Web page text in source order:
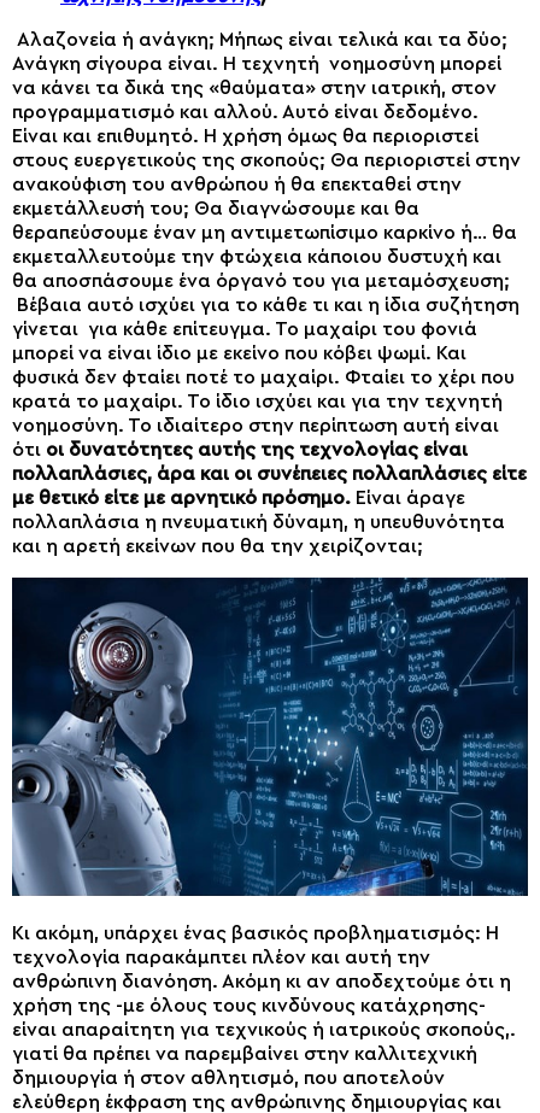
Αλαζονεία ή ανάγκη; Μήπως είναι τελικά και τα δύο;
Ανάγκη σίγουρα είναι. Η τεχνητή νοημοσύνη μπορεί
να κάνει τα δικά της «θαύματα» στην ιατρική, στον
προγραμματισμό και αλλού. Αυτό είναι δεδομένο.
Είναι και επιθυμητό. Η χρήση όμως θα περιοριστεί
στους ευεργετικούς της σκοπούς; Θα περιοριστεί στην
ανακούφιση του ανθρώπου ή θα επεκταθεί στην
εκμετάλλευσή του; Θα διαγνώσουμε και θα
θεραπεύσουμε έναν μη αντιμετωπίσιμο καρκίνο ή… θα
εκμεταλλευτούμε την φτώχεια κάποιου δυστυχή και
θα αποσπάσουμε ένα όργανό του για μεταμόσχευση;
Βέβαια αυτό ισχύει για το κάθε τι και η ίδια συζήτηση
γίνεται για κάθε επίτευγμα. Το μαχαίρι του φονιά
μπορεί να είναι ίδιο με εκείνο που κόβει ψωμί. Και
φυσικά δεν φταίει ποτέ το μαχαίρι. Φταίει το χέρι που
κρατά το μαχαίρι. Το ίδιο ισχύει και για την τεχνητή
νοημοσύνη. Το ιδιαίτερο στην περίπτωση αυτή είναι
ότι οι δυνατότητες αυτής της τεχνολογίας είναι
πολλαπλάσιες, άρα και οι συνέπειες πολλαπλάσιες είτε
με θετικό είτε με αρνητικό πρόσημο. Είναι άραγε
πολλαπλάσια η πνευματική δύναμη, η υπευθυνότητα
και η αρετή εκείνων που θα την χειρίζονται;
Κι ακόμη, υπάρχει ένας βασικός προβληματισμός: Η
τεχνολογία παρακάμπτει πλέον και αυτή την
ανθρώπινη διανόηση. Ακόμη κι αν αποδεχτούμε ότι η
χρήση της -με όλους τους κινδύνους κατάχρησης-
είναι απαραίτητη για τεχνικούς ή ιατρικούς σκοπούς,.
γιατί θα πρέπει να παρεμβαίνει στην καλλιτεχνική
δημιουργία ή στον αθλητισμό, που αποτελούν
ελεύθερη έκφραση της ανθρώπινης δημιουργίας και